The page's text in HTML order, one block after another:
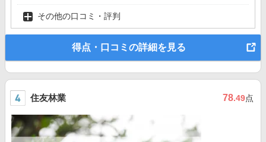
その他の口コミ・評判
得点・口コミの詳細を見る
住友林業 78.49点